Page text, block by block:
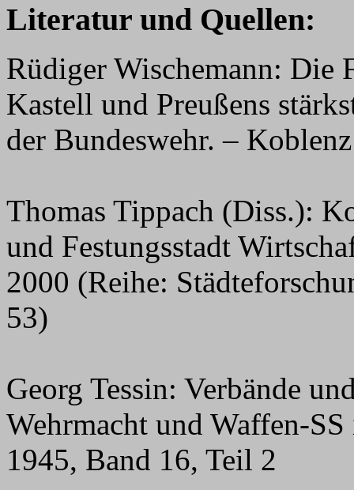
Literatur und Quellen:
Rüdiger Wischemann: Die
Kastell und Preußens
der Bundeswehr. –
Thomas Tippach (Diss.):
und Festungsstadt
2000 (Reihe:
53)
Georg Tessin: Verbände
Wehrmacht und Waffen-
1945, Band 16, Teil 2